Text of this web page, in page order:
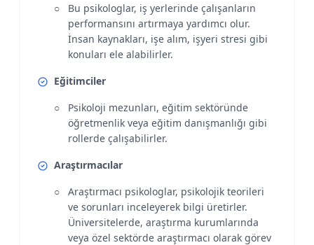
Bu psikologlar, iş yerlerinde çalışanların
performansını artırmaya yardımcı olur.
İnsan kaynakları, işe alım, işyeri stresi gibi
konuları ele alabilirler.
Eğitimciler
Psikoloji mezunları, eğitim sektöründe
öğretmenlik veya eğitim danışmanlığı gibi
rollerde çalışabilirler.
Araştırmacılar
Araştırmacı psikologlar, psikolojik teorileri
ve sorunları inceleyerek bilgi üretirler.
Üniversitelerde, araştırma kurumlarında
veya özel sektörde araştırmacı olarak görev